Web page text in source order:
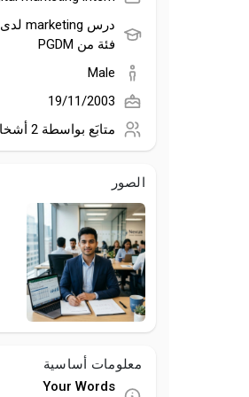
درس marketing لدى
فئة من PGDM
Male
19/11/2003
متابَع بواسطة 2 أشخاص
الصور
معلومات أساسية
Your Words